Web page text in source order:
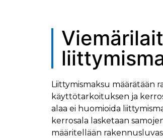
Liittymismaksu määrätään
käyttötarkoituksen ja
alaa ei huomioida
kerrosala lasketaan
määritellään